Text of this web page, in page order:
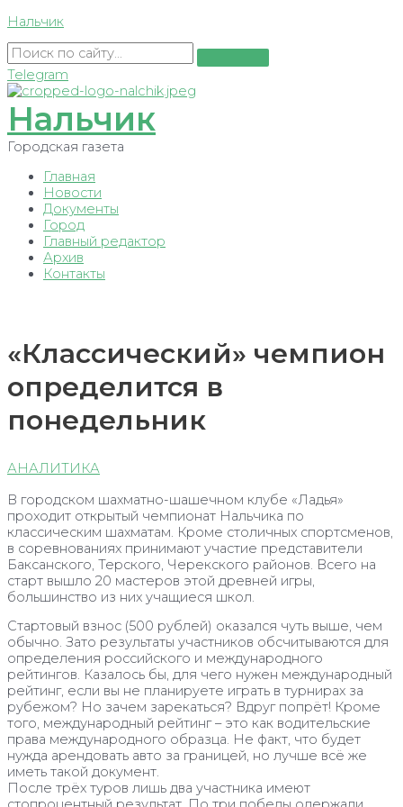
Перейти
содержимому
Нальчик
Telegram
Нальчик
Городская газета
Главная
Новости
Документы
Город
Главный редактор
Архив
Контакты
«Классический» чемпион
определится в
понедельник
АНАЛИТИКА
В городском шахматно-шашечном клубе «Ладья»
проходит открытый чемпионат Нальчика по
классическим шахматам. Кроме столичных спортсменов,
в соревнованиях принимают участие представители
Баксанского, Терского, Черекского районов. Всего на
старт вышло 20 мастеров этой древней игры,
большинство из них учащиеся школ.
Стартовый взнос (500 рублей) оказался чуть выше, чем
обычно. Зато результаты участников обсчитываются для
определения российского и международного
рейтингов. Казалось бы, для чего нужен международный
рейтинг, если вы не планируете играть в турнирах за
рубежом? Но зачем зарекаться? Вдруг попрёт! Кроме
того, международный рейтинг – это как водительские
права международного образца. Не факт, что будет
нужда арендовать авто за границей, но лучше всё же
иметь такой документ.
После трёх туров лишь два участника имеют